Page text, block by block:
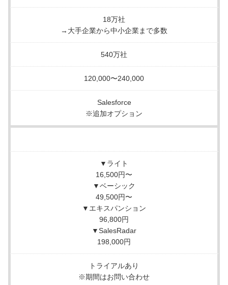
サービス詳細
18万社
→大手企業から中小企業まで多数
540万社
120,000〜240,000
Salesforce
※追加オプション
▼ライト
16,500円〜
▼ベーシック
49,500円〜
▼エキスパンション
96,800円
▼SalesRadar
198,000円
トライアルあり
※期間はお問い合わせ